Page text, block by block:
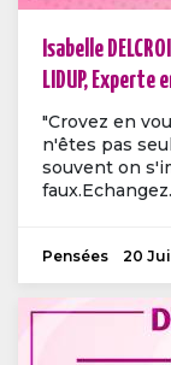
Isabelle
LIDUP,
"Crovez en
n'êtes pas
souvent on
faux.Echangez.
Pensées 20